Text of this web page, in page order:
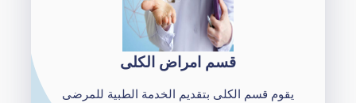
قسم امراض الكلى
يقوم قسم الكلى بتقديم الخدمة الطبية للمرضى